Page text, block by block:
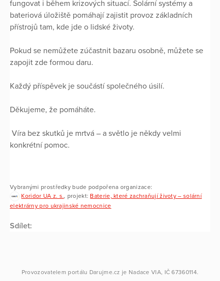
fungovat i během krizových situací. Solární systémy a
bateriová úložiště pomáhají zajistit provoz základních
přístrojů tam, kde jde o lidské životy.
Pokud se nemůžete zúčastnit bazaru osobně, můžete se
zapojit zde formou daru.
Každý příspěvek je součástí společného úsilí.
Děkujeme, že pomáháte.
Víra bez skutků je mrtvá – a světlo je někdy velmi
konkrétní pomoc.
Vybranými prostředky bude podpořena organizace:
Koridor UA z. s., projekt: Baterie, které zachraňují životy – solární
elektrárny pro ukrajinské nemocnice
Sdílet:
Provozovatelem portálu Darujme.cz je Nadace VIA, IČ 67360114.